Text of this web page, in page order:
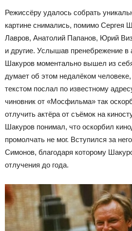
Режиссёру удалось собрать
картине снимались, помимо Сергея
Лавров, Анатолий Папанов, Юрий
и другие. Услышав пренебрежение
Шакуров моментально вышел из
думает об этом недалёком
текстом послал по известному
чиновник от «Мосфильма» так
отлучить актёра от съёмок на
Шакуров понимал, что оскорбил
промолчать не мог. Вступился за
Симонов, благодаря которому
отлучения до года.